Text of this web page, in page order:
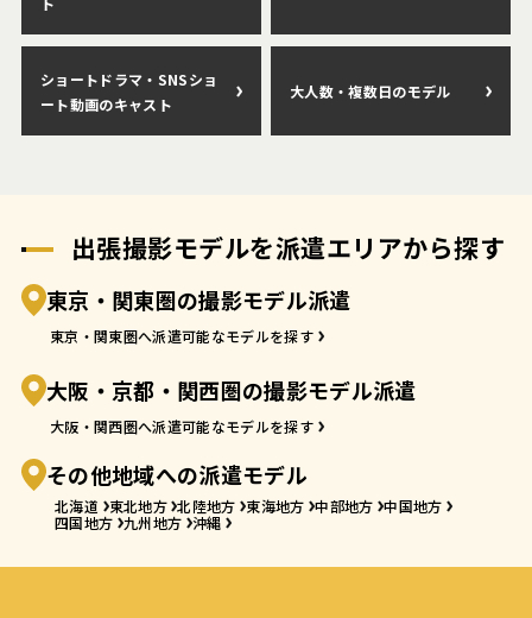
ショートドラマ・SNSショ
ート動画のキャスト
大人数・複数日のモデル
出張撮影モデルを派遣エリアから探す
東京・関東圏の撮影モデル派遣
東京・関東圏へ派遣可能なモデルを探す
大阪・京都・関西圏の撮影モデル派遣
大阪・関西圏へ派遣可能なモデルを探す
その他地域への派遣モデル
北海道 東北地方 北陸地方 東海地方 中部地方 中国地方
四国地方 九州地方 沖縄